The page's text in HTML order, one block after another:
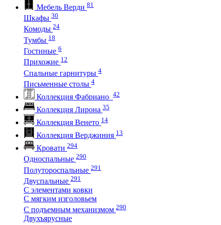
Мебель Верди 81
Шкафы 30
Комоды 24
Тумбы 18
Гостиные 6
Прихожие 12
Спальные гарнитуры 4
Письменные столы 4
Коллекция Фабриано 42
Коллекция Лирона 35
Коллекция Венето 14
Коллекция Верджиния 13
Кровати 294
Односпальные 290
Полутороспальные 291
Двуспальные 291
С элементами ковки
С мягким изголовьем
С подъемным механизмом 290
Двухъярусные